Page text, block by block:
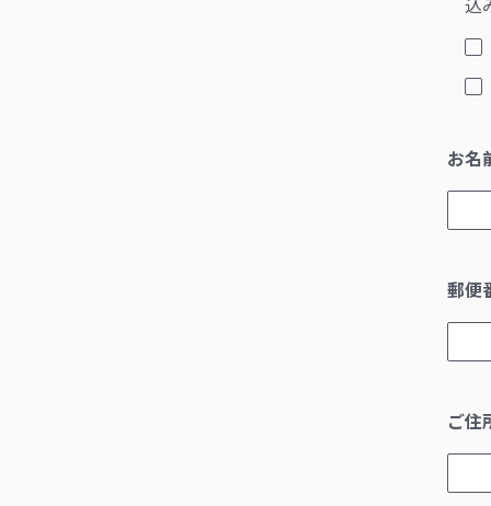
お名
郵便
ご住